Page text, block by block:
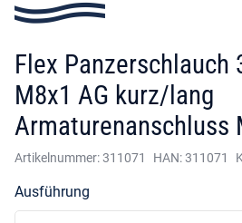
Flex Panzerschlauch
M8x1 AG kurz/lang
Armaturenanschluss
Artikelnummer:311071 HAN:311071
Ausführung